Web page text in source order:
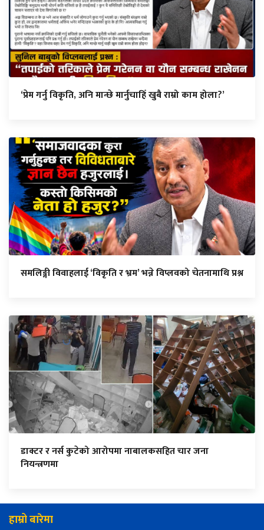
‘प्रेम गर्नु विकृति, अनि मान्छे मार्नुचाहिँ खुबै राम्रो काम होला?’
समलिङ्गी विवाहलाई ‘विकृति र भ्रम’ भन्ने विप्लवको चेतनामाथि प्रश्न
डाक्टर र नर्स कुटेको आरोपमा नाबालकसहित चार जना
नियन्त्रणमा
हाम्रो बारेमा